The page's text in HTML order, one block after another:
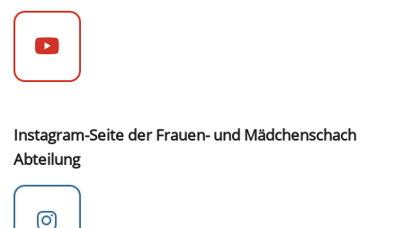
Instagram-Seite der Frauen- und Mädchenschach
Abteilung